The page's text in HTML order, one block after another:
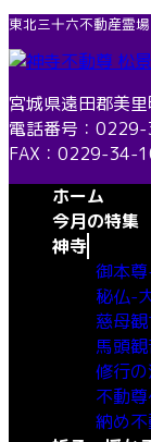
コ
ン
ン
ツ
へ
ナ
ビ
ー
シ
ョ
東北三十六不動産霊
宮城県遠田郡美
電話番号：
FAX：0229-34-
ホーム
今月の特集
神寺
御本
秘仏-
慈母
馬頭
修行
不動
納め